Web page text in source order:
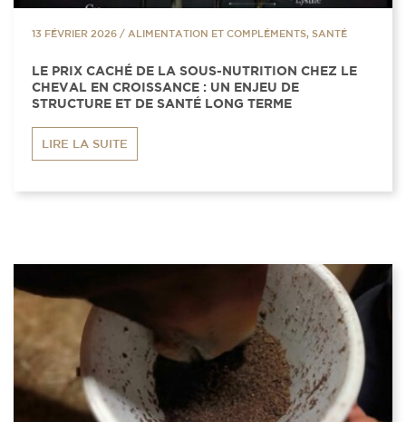
13 FÉVRIER 2026 / ALIMENTATION ET COMPLÉMENTS, SANTÉ
LE PRIX CACHÉ DE LA SOUS-NUTRITION CHEZ LE
CHEVAL EN CROISSANCE : UN ENJEU DE
STRUCTURE ET DE SANTÉ LONG TERME
LIRE LA SUITE